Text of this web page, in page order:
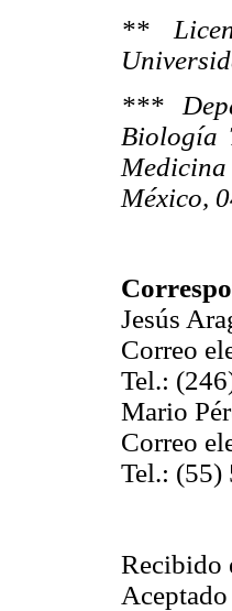
**
***
Biología
México,
Jesús
Correo
Tel.:
Mario
Correo
Tel.: (55)
Recibido